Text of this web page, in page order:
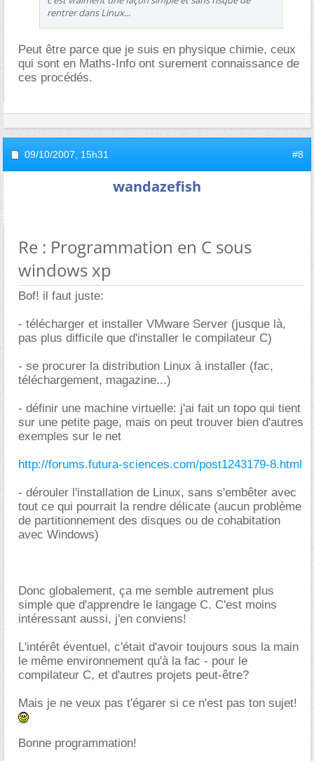
rentrer dans Linux...
Peut être parce que je suis en physique chimie, ceux
qui sont en Maths-Info ont surement connaissance de
ces procédés.
09/10/2007, 15h31 #8
wandazefish
Re : Programmation en C sous
windows xp
Bof! il faut juste:
- télécharger et installer VMware Server (jusque là,
pas plus difficile que d'installer le compilateur C)
- se procurer la distribution Linux à installer (fac,
téléchargement, magazine...)
- définir une machine virtuelle: j'ai fait un topo qui tient
sur une petite page, mais on peut trouver bien d'autres
exemples sur le net
http://forums.futura-sciences.com/post1243179-8.html
- dérouler l'installation de Linux, sans s'embêter avec
tout ce qui pourrait la rendre délicate (aucun problème
de partitionnement des disques ou de cohabitation
avec Windows)
Donc globalement, ça me semble autrement plus
simple que d'apprendre le langage C. C'est moins
intéressant aussi, j'en conviens!
L'intérêt éventuel, c'était d'avoir toujours sous la main
le même environnement qu'à la fac - pour le
compilateur C, et d'autres projets peut-être?
Mais je ne veux pas t'égarer si ce n'est pas ton sujet!
Bonne programmation!